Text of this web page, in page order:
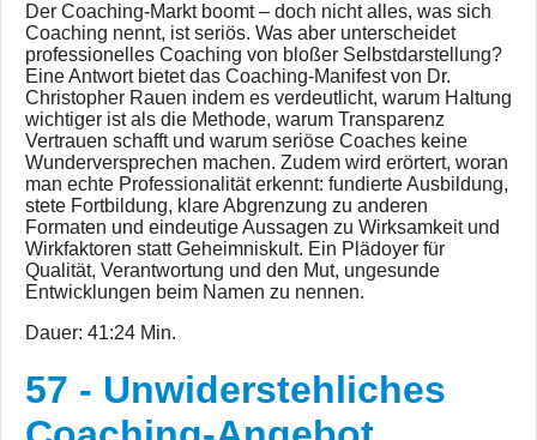
Der Coaching-Markt boomt – doch nicht alles, was sich
Coaching nennt, ist seriös. Was aber unterscheidet
professionelles Coaching von bloßer Selbstdarstellung?
Eine Antwort bietet das Coaching-Manifest von Dr.
Christopher Rauen indem es verdeutlicht, warum Haltung
wichtiger ist als die Methode, warum Transparenz
Vertrauen schafft und warum seriöse Coaches keine
Wunderversprechen machen. Zudem wird erörtert, woran
man echte Professionalität erkennt: fundierte Ausbildung,
stete Fortbildung, klare Abgrenzung zu anderen
Formaten und eindeutige Aussagen zu Wirksamkeit und
Wirkfaktoren statt Geheimniskult. Ein Plädoyer für
Qualität, Verantwortung und den Mut, ungesunde
Entwicklungen beim Namen zu nennen.
Dauer: 41:24 Min.
57 - Unwiderstehliches